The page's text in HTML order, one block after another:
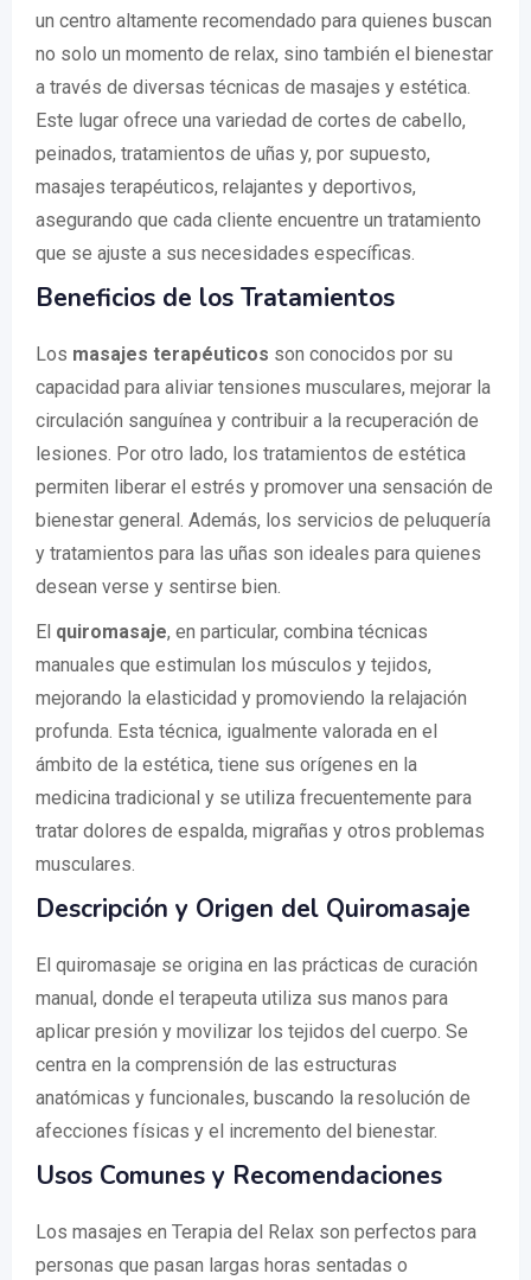
un centro altamente recomendado para quienes buscan
no solo un momento de relax, sino también el bienestar
a través de diversas técnicas de masajes y estética.
Este lugar ofrece una variedad de cortes de cabello,
peinados, tratamientos de uñas y, por supuesto,
masajes terapéuticos, relajantes y deportivos,
asegurando que cada cliente encuentre un tratamiento
que se ajuste a sus necesidades específicas.
Beneficios de los Tratamientos
Los masajes terapéuticos son conocidos por su
capacidad para aliviar tensiones musculares, mejorar la
circulación sanguínea y contribuir a la recuperación de
lesiones. Por otro lado, los tratamientos de estética
permiten liberar el estrés y promover una sensación de
bienestar general. Además, los servicios de peluquería
y tratamientos para las uñas son ideales para quienes
desean verse y sentirse bien.
El quiromasaje, en particular, combina técnicas
manuales que estimulan los músculos y tejidos,
mejorando la elasticidad y promoviendo la relajación
profunda. Esta técnica, igualmente valorada en el
ámbito de la estética, tiene sus orígenes en la
medicina tradicional y se utiliza frecuentemente para
tratar dolores de espalda, migrañas y otros problemas
musculares.
Descripción y Origen del Quiromasaje
El quiromasaje se origina en las prácticas de curación
manual, donde el terapeuta utiliza sus manos para
aplicar presión y movilizar los tejidos del cuerpo. Se
centra en la comprensión de las estructuras
anatómicas y funcionales, buscando la resolución de
afecciones físicas y el incremento del bienestar.
Usos Comunes y Recomendaciones
Los masajes en Terapia del Relax son perfectos para
personas que pasan largas horas sentadas o